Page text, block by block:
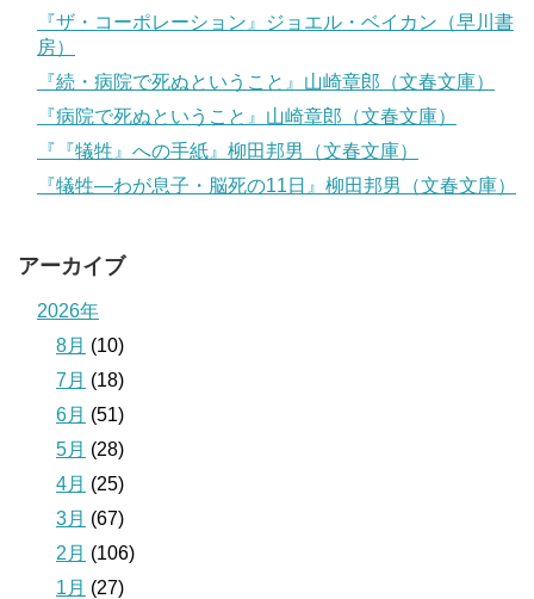
『ザ・コーポレーション』ジョエル・ベイカン（早川書
房）
『続・病院で死ぬということ』山崎章郎（文春文庫）
『病院で死ぬということ』山崎章郎（文春文庫）
『『犠牲』への手紙』柳田邦男（文春文庫）
『犠牲―わが息子・脳死の11日』柳田邦男（文春文庫）
アーカイブ
2026年
8月 (10)
7月 (18)
6月 (51)
5月 (28)
4月 (25)
3月 (67)
2月 (106)
1月 (27)